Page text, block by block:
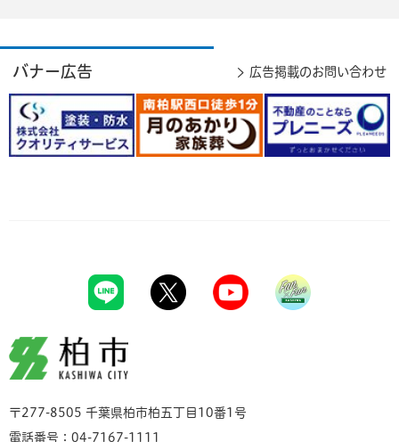
バナー広告 広告掲載のお問い合わせ
柏市
〒277-8505 千葉県柏市柏五丁目10番1号
電話番号：04-7167-1111